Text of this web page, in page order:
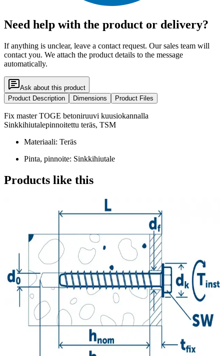
Need help with the product or delivery?
If anything is unclear, leave a contact request. Our sales team will
contact you. We attach the product details to the message
automatically.
Ask about this product
Product Description
Dimensions Product Files
Fix master TOGE betoniruuvi kuusiokannalla
Sinkkihiutalepinnoitettu teräs, TSM
Materiaali: Teräs
Pinta, pinnoite: Sinkkihiutale
Products like this